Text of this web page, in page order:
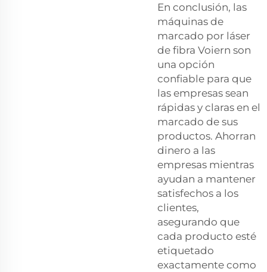
En conclusión, las
máquinas de
marcado por láser
de fibra Voiern son
una opción
confiable para que
las empresas sean
rápidas y claras en el
marcado de sus
productos. Ahorran
dinero a las
empresas mientras
ayudan a mantener
satisfechos a los
clientes,
asegurando que
cada producto esté
etiquetado
exactamente como